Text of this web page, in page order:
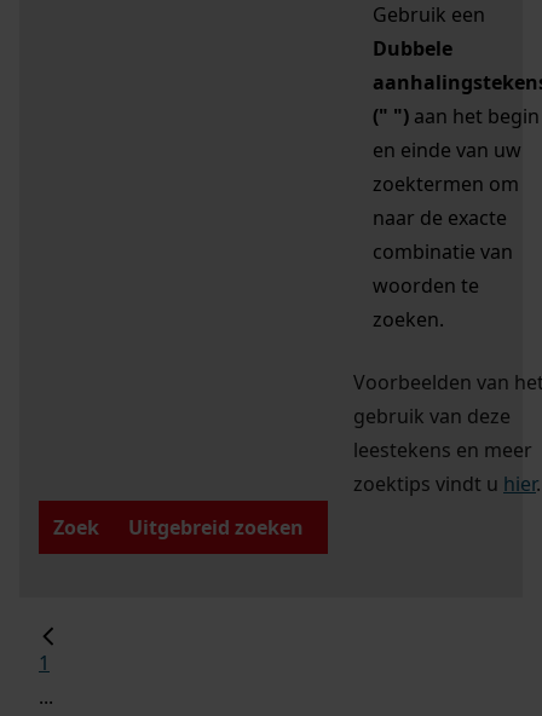
Gebruik een
Dubbele
(" ") aan het begin
en einde van uw
zoektermen om
naar de exacte
combinatie van
woorden te
zoeken.
Voorbeelden van
gebruik van deze
leestekens en meer
zoektips vindt u hier.
Zoek
Uitgebreid zoeken
1
...